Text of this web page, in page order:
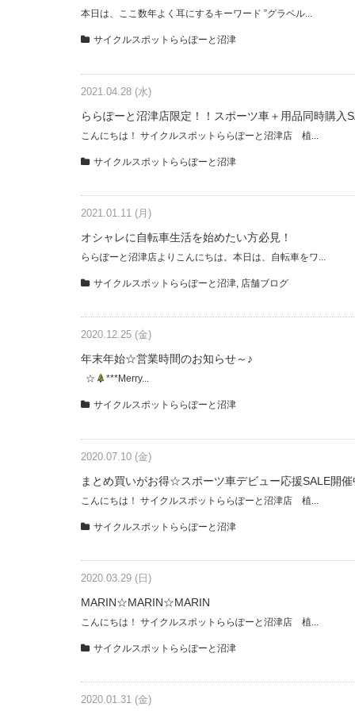
本日は、ここ数年よく耳にするキーワード ”グラベル...
サイクルスポットららぽーと沼津
2021.04.28 (水)
ららぽーと沼津店限定！！スポーツ車＋用品同時購入
こんにちは！ サイクルスポットららぽーと沼津店 植...
サイクルスポットららぽーと沼津
2021.01.11 (月)
オシャレに自転車生活を始めたい方必見！
ららぽーと沼津店よりこんにちは。本日は、自転車をワ...
サイクルスポットららぽーと沼津, 店舗ブログ
2020.12.25 (金)
年末年始☆営業時間のお知らせ～♪
☆ ***Merry...
サイクルスポットららぽーと沼津
2020.07.10 (金)
まとめ買いがお得☆スポーツ車デビュー応援SALE開催
こんにちは！ サイクルスポットららぽーと沼津店 植...
サイクルスポットららぽーと沼津
2020.03.29 (日)
MARIN☆MARIN☆MARIN
こんにちは！ サイクルスポットららぽーと沼津店 植...
サイクルスポットららぽーと沼津
2020.01.31 (金)